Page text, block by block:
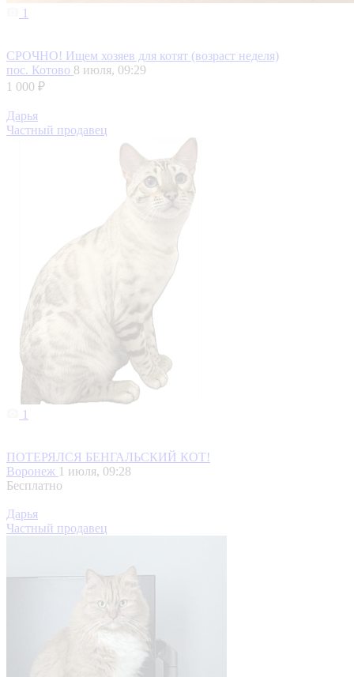
1
СРОЧНО! Ищем хозяев для котят (возраст неделя)
пос. Котово 8 июля, 09:29
1 000 ₽
Дарья
Частный продавец
1
ПОТЕРЯЛСЯ БЕНГАЛЬСКИЙ КОТ!
Воронеж 1 июля, 09:28
Бесплатно
Дарья
Частный продавец